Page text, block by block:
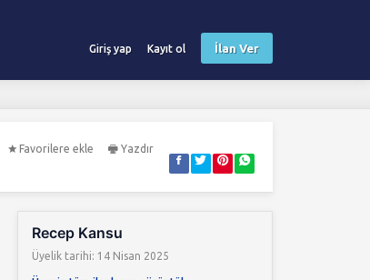
Giriş yap Kayıt ol İlan Ver
Favorilere ekle Yazdır
Recep Kansu
Üyelik tarihi: 14 Nisan 2025